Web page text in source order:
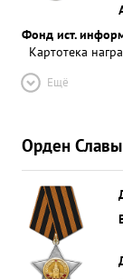
Фонд ист.
Картотека
Ещё
Орден